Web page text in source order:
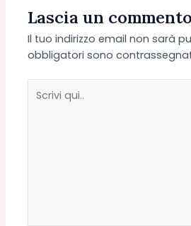
Lascia un commento
Il tuo indirizzo email non sarà
obbligatori sono
qui..